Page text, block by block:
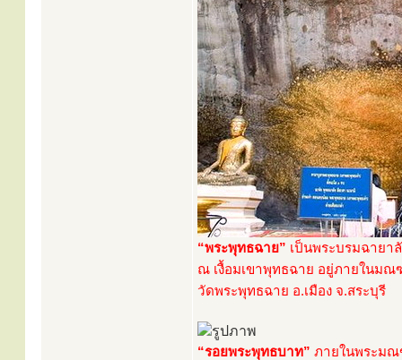
“พระพุทธฉาย” เป็นพระบรมฉายา
ณ เงื้อมเขาพุทธฉาย อยู่ภายในมณ
วัดพระพุทธฉาย อ.เมือง จ.สระบุรี
“รอยพระพุทธบาท” ภายในพระม